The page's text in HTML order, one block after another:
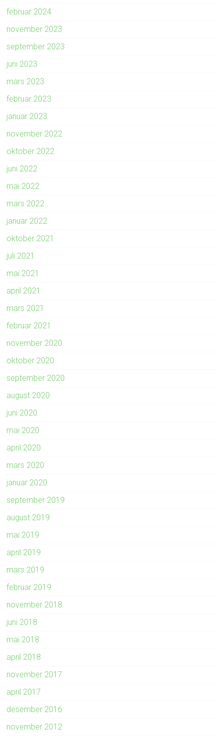
februar 2024
november 2023
september 2023
juni 2023
mars 2023
februar 2023
januar 2023
november 2022
oktober 2022
juni 2022
mai 2022
mars 2022
januar 2022
oktober 2021
juli 2021
mai 2021
april 2021
mars 2021
februar 2021
november 2020
oktober 2020
september 2020
august 2020
juni 2020
mai 2020
april 2020
mars 2020
januar 2020
september 2019
august 2019
mai 2019
april 2019
mars 2019
februar 2019
november 2018
juni 2018
mai 2018
april 2018
november 2017
april 2017
desember 2016
november 2012